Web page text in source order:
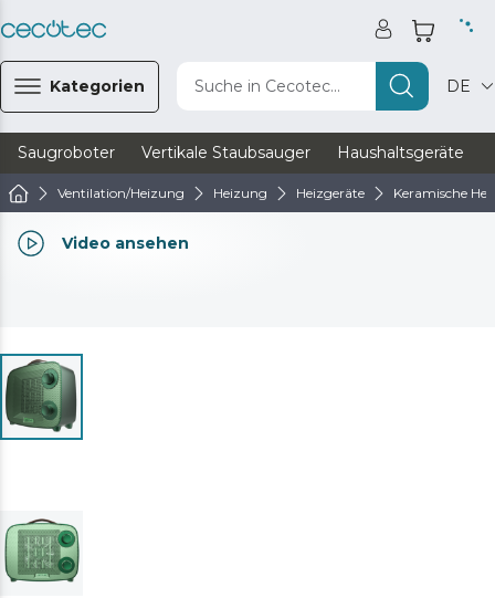
Kategorien Suche in Cecotec... DE
Saugroboter Vertikale Staubsauger Haushaltsgeräte
Ventilation/Heizung Heizung Heizgeräte Keramische
Video ansehen